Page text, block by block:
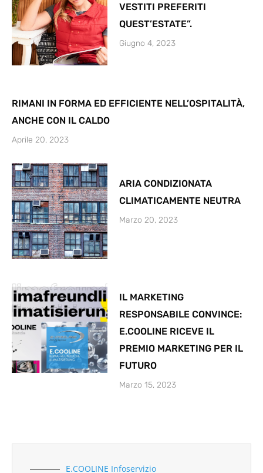
VESTITI PREFERITI
QUEST’ESTATE”.
Giugno 4, 2023
RIMANI IN FORMA ED EFFICIENTE NELL’OSPITALITÀ,
ANCHE CON IL CALDO
Aprile 20, 2023
ARIA CONDIZIONATA
CLIMATICAMENTE NEUTRA
Marzo 20, 2023
IL MARKETING
RESPONSABILE CONVINCE:
E.COOLINE RICEVE IL
PREMIO MARKETING PER IL
FUTURO
Marzo 15, 2023
E.COOLINE Infoservizio